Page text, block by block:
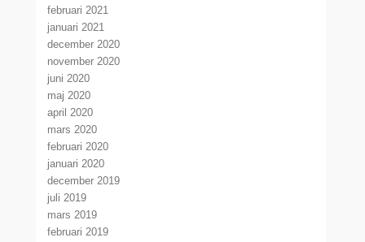
februari 2021
januari 2021
december 2020
november 2020
juni 2020
maj 2020
april 2020
mars 2020
februari 2020
januari 2020
december 2019
juli 2019
mars 2019
februari 2019